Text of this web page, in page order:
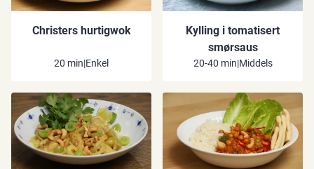
Christers hurtigwok
20 min|Enkel
Kylling i tomatisert
smørsaus
20-40 min|Middels